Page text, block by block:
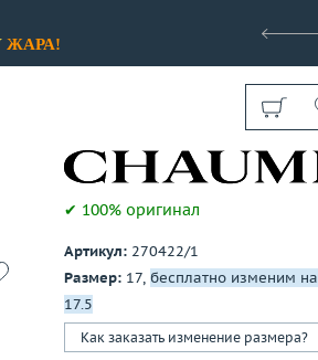
ЖАРА!
Показать все
✔ 100% оригинал
Артикул: 270422/1
Размер: 17, бесплатно изменим
17.5
Как заказать изменение размера?